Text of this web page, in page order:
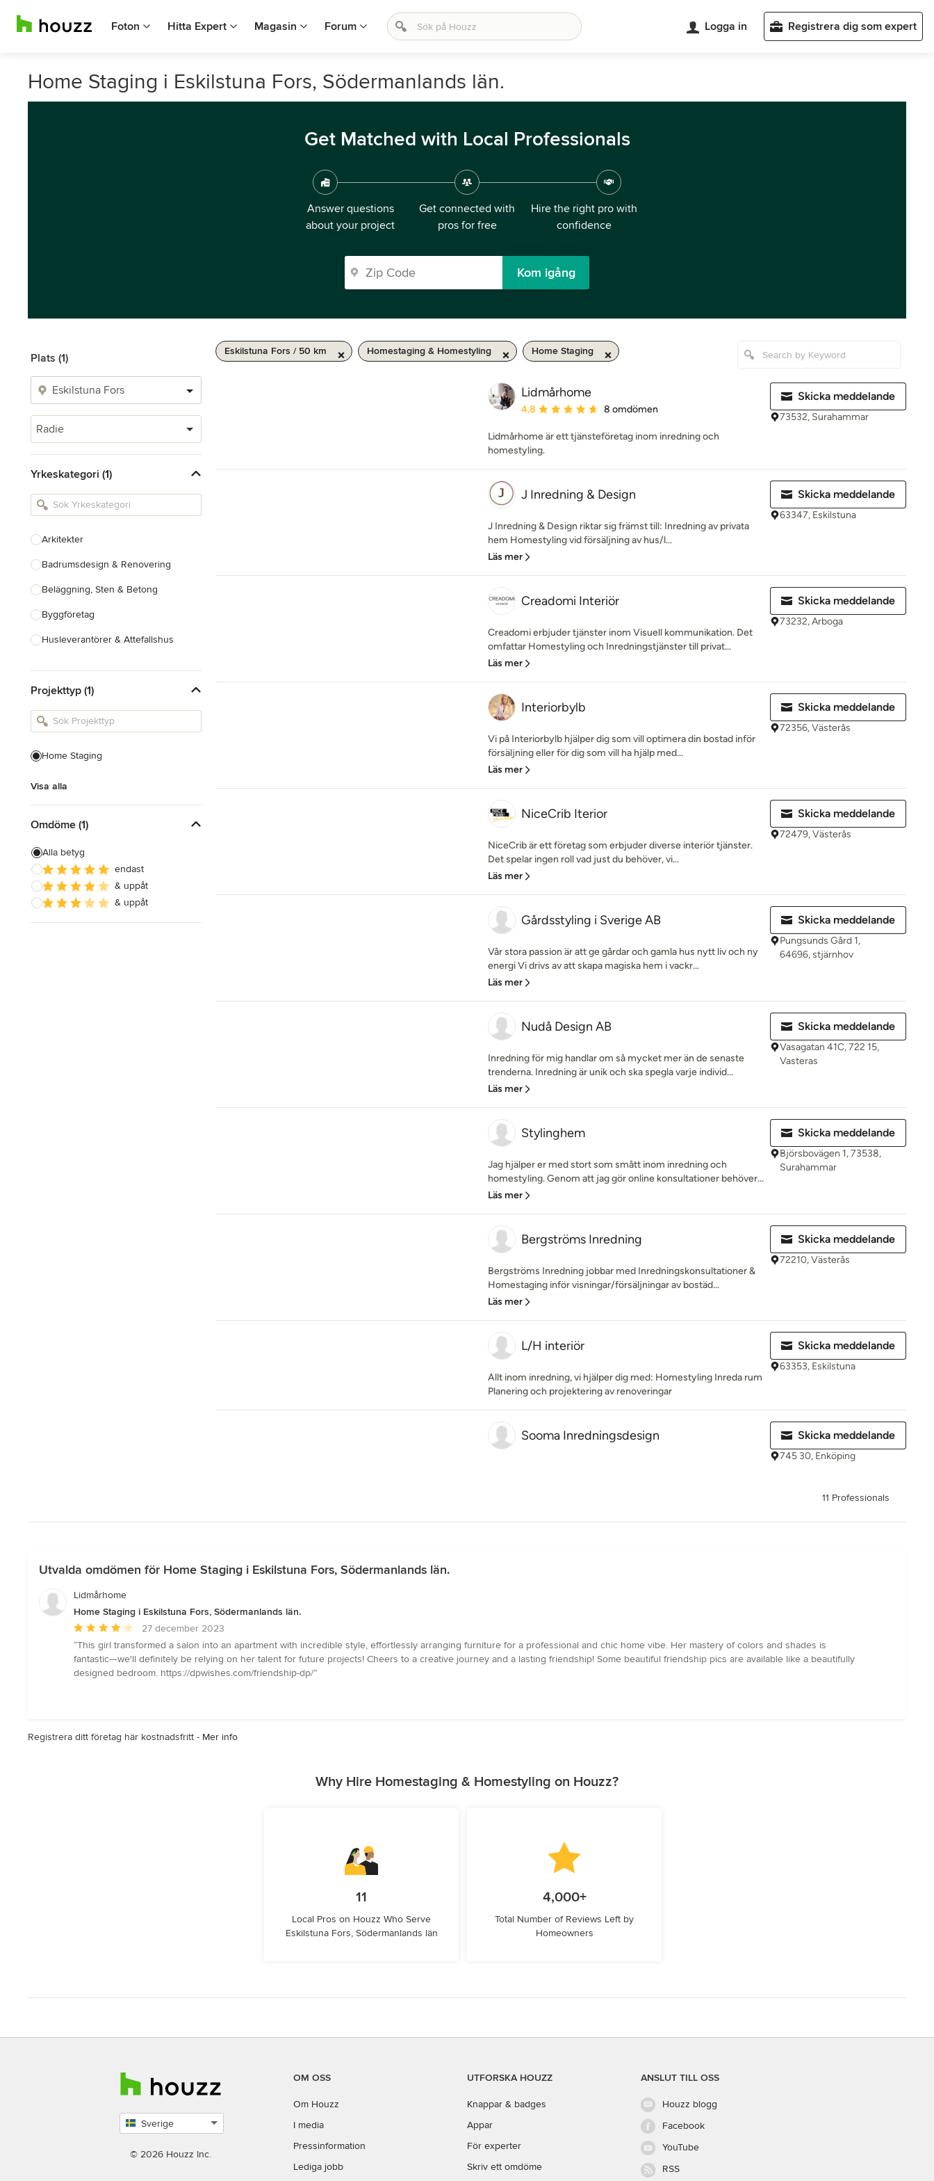
Foton Hitta Expert Magasin Forum Logga in Registrera dig som expert
Home Staging i Eskilstuna Fors, Södermanlands län.
Get Matched with Local Professionals
Answer questions
about your project
Get connected with
pros for free
Hire the right pro with
confidence
Kom igång
Plats (1)
Radie
Yrkeskategori (1)
Arkitekter
Badrumsdesign & Renovering
Beläggning, Sten & Betong
Byggföretag
Husleverantörer & Attefallshus
Inredningsarkitekter & Inredare
Kakel, Sten & Bänkskivor
Landskapsarkitekter &
Visa alla
Projekttyp (1)
Home Staging
Visa alla
Omdöme (1)
Alla betyg
endast
& uppåt
& uppåt
Eskilstuna Fors / 50 km Homestaging & Homestyling Home Staging
Lidmårhome
Genomsnittligt omdöme: 4.8 av 5 stjärnor
4,8 8 omdömen
Lidmårhome är ett tjänsteföretag inom inredning och
homestyling.
Skicka meddelande
73532, Surahammar
J Inredning & Design
J Inredning & Design riktar sig främst till: Inredning av privata
hem Homestyling vid försäljning av hus/l...
Läs mer
Skicka meddelande
63347, Eskilstuna
Creadomi Interiör
Creadomi erbjuder tjänster inom Visuell kommunikation. Det
omfattar Homestyling och Inredningstjänster till privat...
Läs mer
Skicka meddelande
73232, Arboga
Interiorbylb
Vi på Interiorbylb hjälper dig som vill optimera din bostad inför
försäljning eller för dig som vill ha hjälp med...
Läs mer
Skicka meddelande
72356, Västerås
NiceCrib Iterior
NiceCrib är ett företag som erbjuder diverse interiör tjänster.
Det spelar ingen roll vad just du behöver, vi...
Läs mer
Skicka meddelande
72479, Västerås
Gårdsstyling i Sverige AB
Vår stora passion är att ge gårdar och gamla hus nytt liv och ny
energi Vi drivs av att skapa magiska hem i vackr...
Läs mer
Skicka meddelande
Pungsunds Gård 1,
64696, stjärnhov
Nudå Design AB
Inredning för mig handlar om så mycket mer än de senaste
trenderna. Inredning är unik och ska spegla varje individ...
Läs mer
Skicka meddelande
Vasagatan 41C, 722 15,
Vasteras
Stylinghem
Jag hjälper er med stort som smått inom inredning och
homestyling. Genom att jag gör online konsultationer behöver...
Läs mer
Skicka meddelande
Björsbovägen 1, 73538,
Surahammar
Bergströms Inredning
Bergströms Inredning jobbar med Inredningskonsultationer &
Homestaging inför visningar/försäljningar av bostäd...
Läs mer
Skicka meddelande
72210, Västerås
L/H interiör
Allt inom inredning, vi hjälper dig med: Homestyling Inreda rum
Planering och projektering av renoveringar
Skicka meddelande
63353, Eskilstuna
Sooma Inredningsdesign Skicka meddelande
745 30, Enköping
11 Professionals
Utvalda omdömen för Home Staging i Eskilstuna Fors, Södermanlands län.
Lidmårhome
Home Staging i Eskilstuna Fors, Södermanlands län.
Genomsnittligt
omdöme:
4
av
27 december 2023
“This girl transformed a salon into an apartment with incredible style, effortlessly arranging furniture for a professional and chic home vibe. Her mastery of colors and shades is
fantastic—we'll definitely be relying on her talent for future projects! Cheers to a creative journey and a lasting friendship! Some beautiful friendship pics are available like a beautifully
designed bedroom. https://dpwishes.com/friendship-dp/”
Registrera ditt företag här kostnadsfritt - Mer info
Why Hire Homestaging & Homestyling on Houzz?
11
Local Pros on Houzz Who Serve
Eskilstuna Fors, Södermanlands län
4,000+
Total Number of Reviews Left by
Homeowners
Sverige
country
© 2026 Houzz Inc.
OM OSS
Om Houzz
I media
Pressinformation
Lediga jobb
UTFORSKA HOUZZ
Knappar & badges
Appar
För experter
Skriv ett omdöme
ANSLUT TILL OSS
Houzz blogg
Facebook
YouTube
RSS